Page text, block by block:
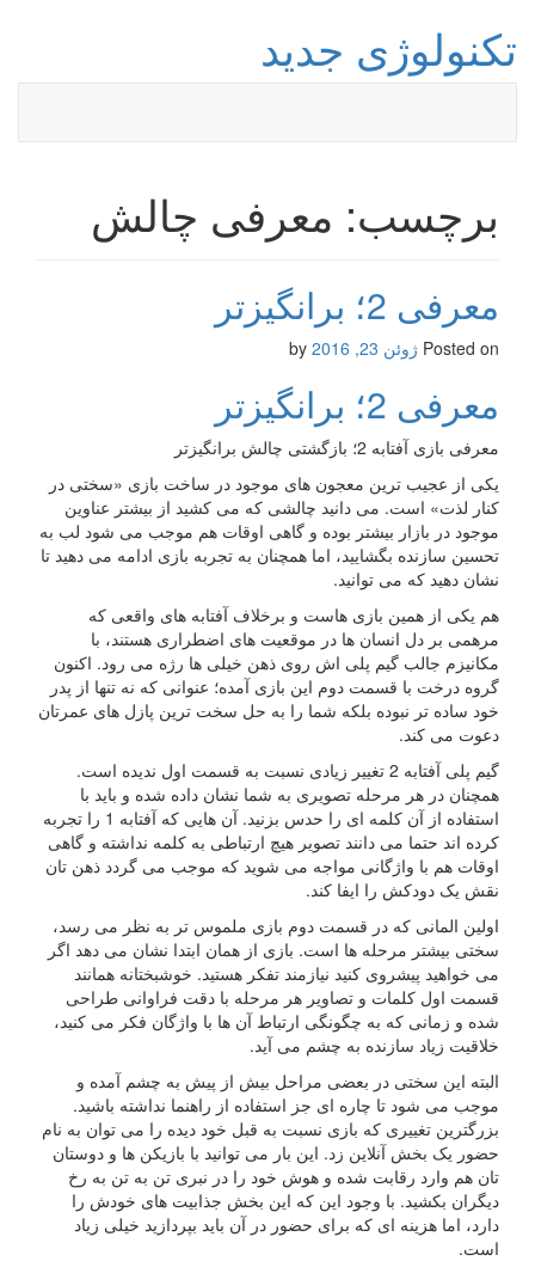
تکنولوژی جدید
برچسب: معرفی چالش
معرفی 2؛ برانگیزتر
Posted on ژوئن 23, 2016
معرفی 2؛ برانگیزتر
معرفی بازی آفتابه 2؛ بازگشتی چالش برانگیزتر
یکی از عجیب ترین معجون های موجود در ساخت بازی «سختی در
کنار لذت» است. می دانید چالشی که می کشید از بیشتر عناوین
موجود در بازار بیشتر بوده و گاهی اوقات هم موجب می شود لب به
تحسین سازنده بگشایید، اما همچنان به تجربه بازی ادامه می دهید تا
نشان دهید که می توانید.
هم یکی از همین بازی هاست و برخلاف آفتابه های واقعی که
مرهمی بر دل انسان ها در موقعیت های اضطراری هستند، با
مکانیزم جالب گیم پلی اش روی ذهن خیلی ها رژه می رود. اکنون
گروه درخت با قسمت دوم این بازی آمده؛ عنوانی که نه تنها از پدر
خود ساده تر نبوده بلکه شما را به حل سخت ترین پازل های عمرتان
دعوت می کند.
گیم پلی آفتابه 2 تغییر زیادی نسبت به قسمت اول ندیده است.
همچنان در هر مرحله تصویری به شما نشان داده شده و باید با
استفاده از آن کلمه ای را حدس بزنید. آن هایی که آفتابه 1 را تجربه
کرده اند حتما می دانند تصویر هیچ ارتباطی به کلمه نداشته و گاهی
اوقات هم با واژگانی مواجه می شوید که موجب می گردد ذهن تان
نقش یک دودکش را ایفا کند.
اولین المانی که در قسمت دوم بازی ملموس تر به نظر می رسد،
سختی بیشتر مرحله ها است. بازی از همان ابتدا نشان می دهد اگر
می خواهید پیشروی کنید نیازمند تفکر هستید. خوشبختانه همانند
قسمت اول کلمات و تصاویر هر مرحله با دقت فراوانی طراحی
شده و زمانی که به چگونگی ارتباط آن ها با واژگان فکر می کنید،
خلاقیت زیاد سازنده به چشم می آید.
البته این سختی در بعضی مراحل بیش از پیش به چشم آمده و
موجب می شود تا چاره ای جز استفاده از راهنما نداشته باشید.
بزرگترین تغییری که بازی نسبت به قبل خود دیده را می توان به نام
حضور یک بخش آنلاین زد. این بار می توانید با بازیکن ها و دوستان
تان هم وارد رقابت شده و هوش خود را در نبری تن به تن به رخ
دیگران بکشید. با وجود این که این بخش جذابیت های خودش را
دارد، اما هزینه ای که برای حضور در آن باید بپردازید خیلی زیاد
است.